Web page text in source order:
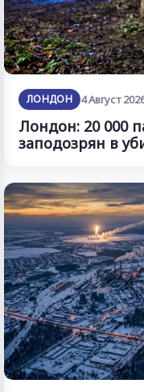
ЛОНДОН 4 Август
Лондон: 20 000
заподозрян в